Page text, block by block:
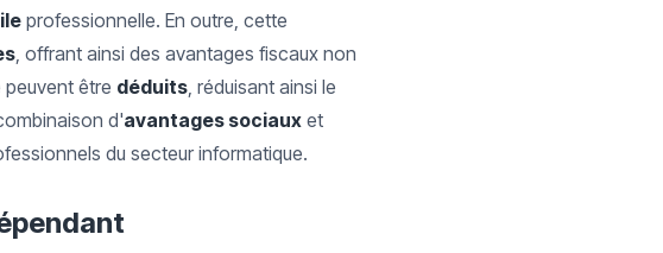
professionnelle. En outre, cette
, offrant ainsi des avantages fiscaux non
être déduits, réduisant ainsi le
d'avantages sociaux et
du secteur informatique.